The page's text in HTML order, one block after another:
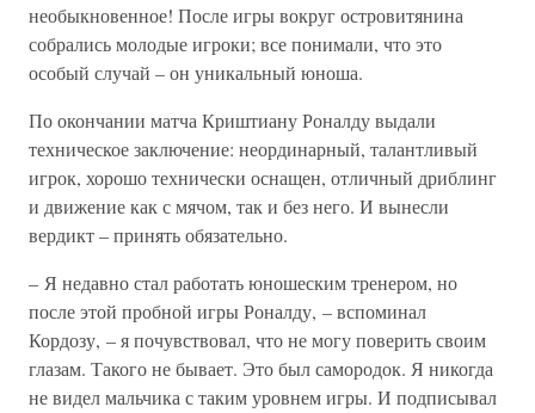
необыкновенное! После игры вокруг островитянина
собрались молодые игроки; все понимали, что это
особый случай – он уникальный юноша.
По окончании матча Криштиану Роналду выдали
техническое заключение: неординарный, талантливый
игрок, хорошо технически оснащен, отличный дриблинг
и движение как с мячом, так и без него. И вынесли
вердикт – принять обязательно.
– Я недавно стал работать юношеским тренером, но
после этой пробной игры Роналду, – вспоминал
Кордозу, – я почувствовал, что не могу поверить своим
глазам. Такого не бывает. Это был самородок. Я никогда
не видел мальчика с таким уровнем игры. И подписывал